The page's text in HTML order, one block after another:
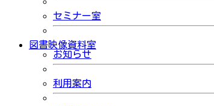
セミナー室
図書映像資料室
お知らせ
利用案内